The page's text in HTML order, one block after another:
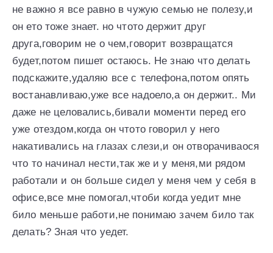
не важно я все равно в чужую семью не полезу,и
он ето тоже знает. но чтото держит друг
друга,говорим не о чем,говорит возвращатся
будет,потом пишет остаюсь. Не знаю что делать
подскажите,удаляю все с телефона,потом опять
востанавливаю,уже все надоело,а он держит.. Ми
даже не целовались,бивали моменти перед его
уже отездом,когда он чтото говорил у него
накативались на глазах слези,и он отворачиваося
что то начинал нести,так же и у меня,ми рядом
работали и он больше сидел у меня чем у себя в
офисе,все мне помогал,чтоби когда уедит мне
било меньше работи,не понимаю зачем било так
делать? Зная что уедет.